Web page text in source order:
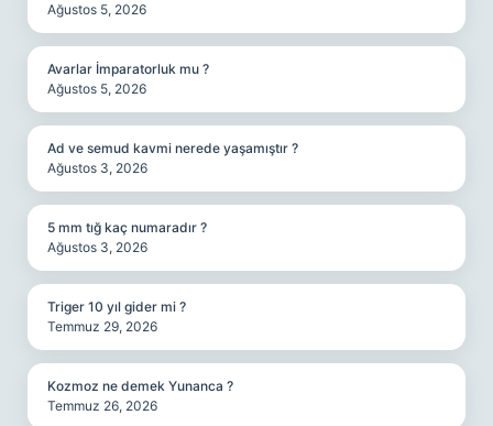
Ağustos 5, 2026
Avarlar İmparatorluk mu ?
Ağustos 5, 2026
Ad ve semud kavmi nerede yaşamıştır ?
Ağustos 3, 2026
5 mm tığ kaç numaradır ?
Ağustos 3, 2026
Triger 10 yıl gider mi ?
Temmuz 29, 2026
Kozmoz ne demek Yunanca ?
Temmuz 26, 2026